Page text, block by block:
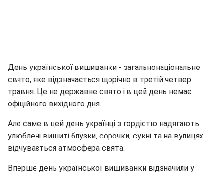
День української вишиванки - загальнонаціональне
свято, яке відзначається щорічно в третій четвер
травня. Це не державне свято і в цей день немає
офіційного вихідного дня.
Але саме в цей день українці з гордістю надягають
улюблені вишиті блузки, сорочки, сукні та на вулицях
відчувається атмосфера свята.
Вперше день української вишиванки відзначили у